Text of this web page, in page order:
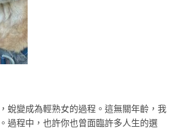
蛻變成為輕熟女的過程。這無關年齡，我
過程中，也許你也曾面臨許多人生的選